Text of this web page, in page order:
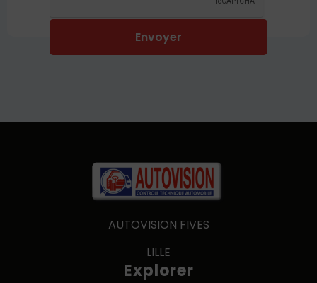
Envoyer
AUTOVISION FIVES
LILLE
Explorer